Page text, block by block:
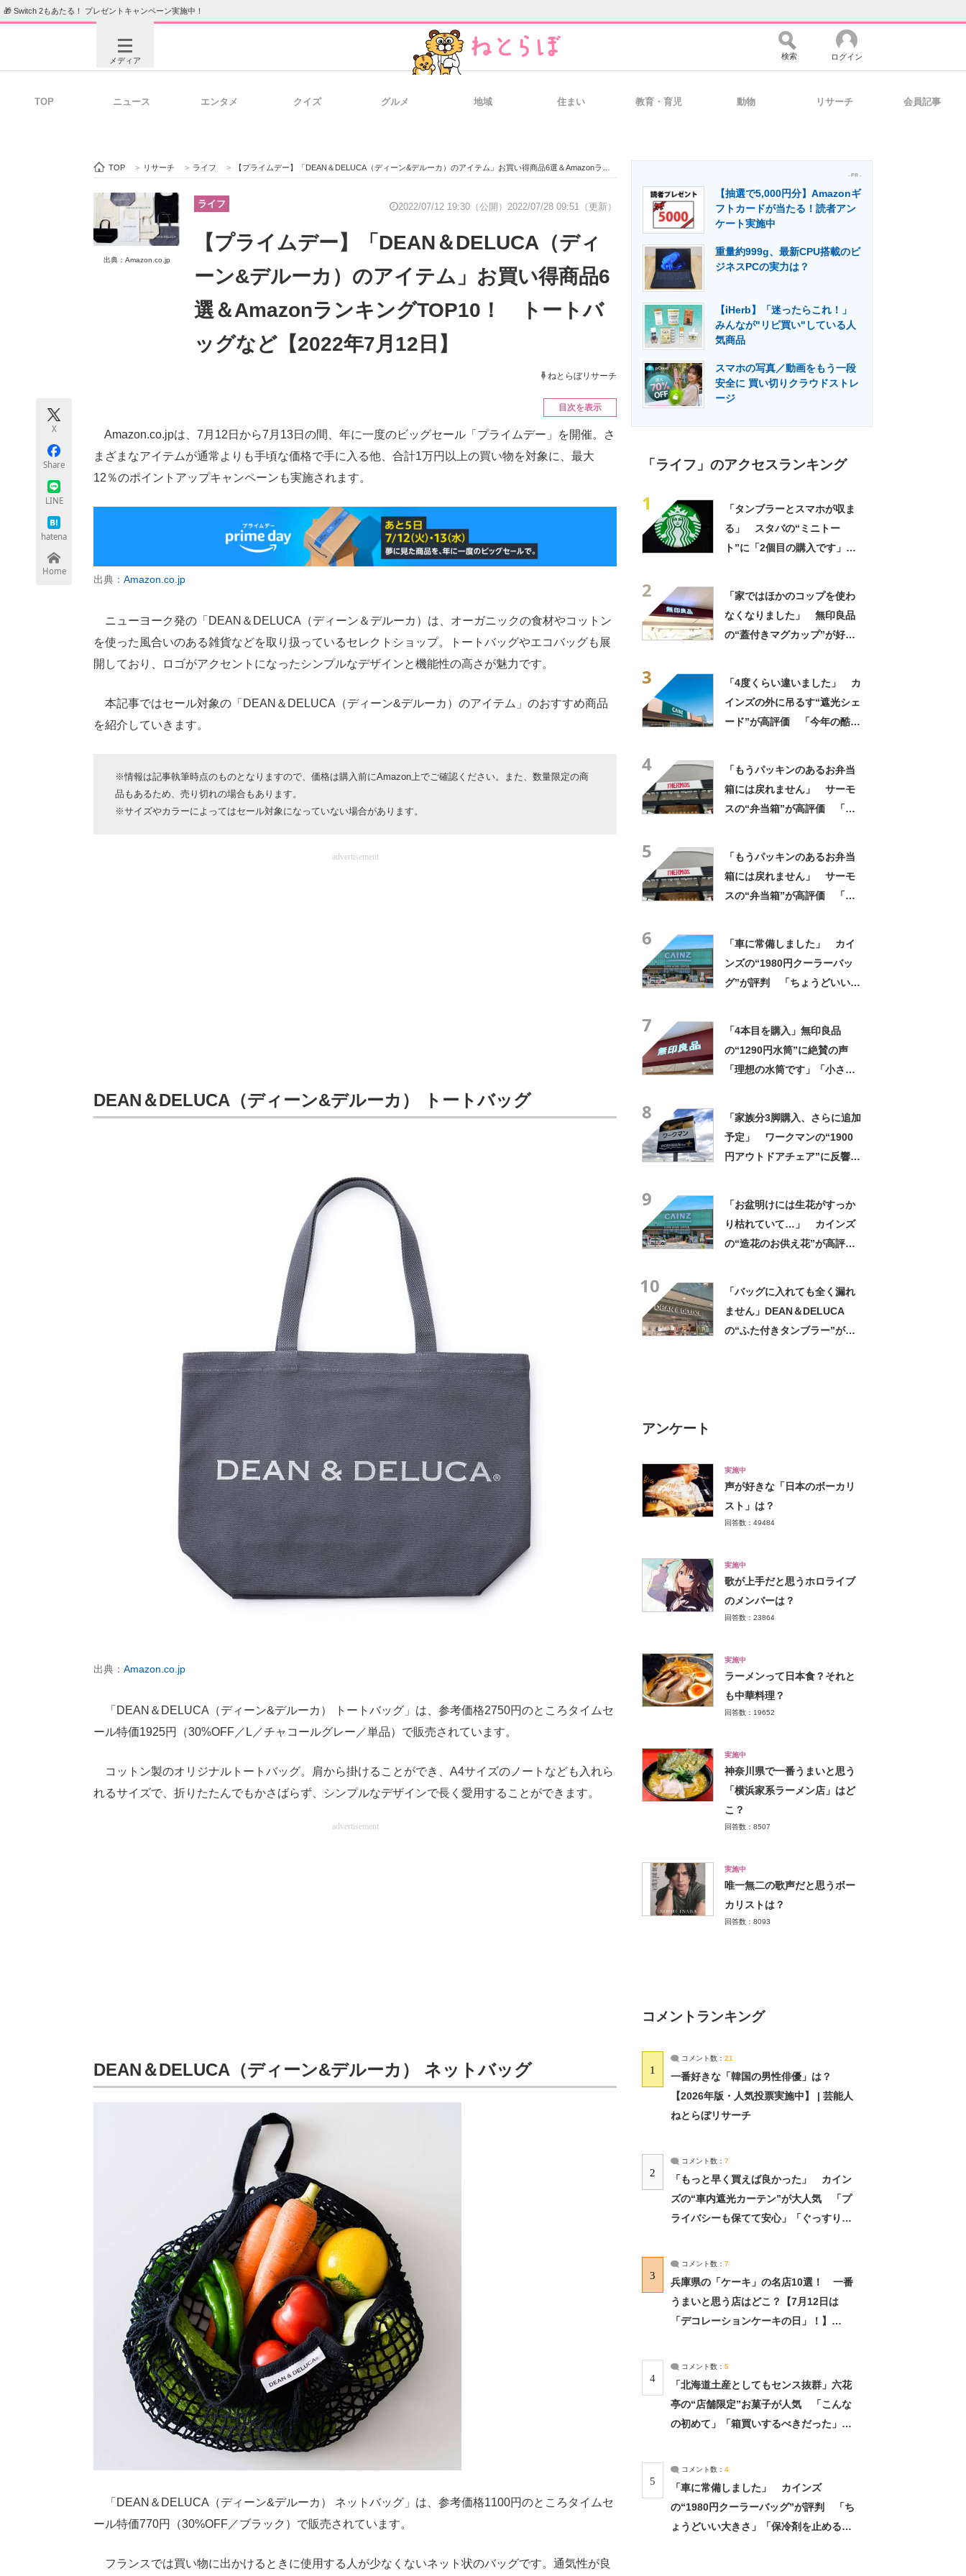
🎁 Switch 2もあたる！ プレゼントキャンペーン実施中！
メディア
ビジネスと働き方のヒント 経営リーダーのコミュニティ マーケ×ITの今がよく分かる
ITエンジニア向け専門サイト 製造業のIT導入・活用を支援
エレクトロニクス専門サイト 電子設計の基本と応用 エネルギーの専門メディア 建設×テクノロジーの最前線
検索 ログイン
TOP ニュース エンタメ クイズ グルメ 地域 住まい 教育・育児 動物 リサーチ 会員記事
TOP > リサーチ > ライフ > 【プライムデー】「DEAN＆DELUCA（ディーン&デルーカ）のアイテム」お買い得商品6選＆AmazonランキングTOP10！ トートバッグなど【2022年7月12日】
出典：Amazon.co.jp
ライフ 2022/07/12 19:30（公開） 2022/07/28 09:51（更新）
【プライムデー】「DEAN＆DELUCA（ディ
ーン&デルーカ）のアイテム」お買い得商品6
選＆AmazonランキングTOP10！ トートバ
ッグなど【2022年7月12日】
ねとらぼリサーチ
X
Share
LINE
hatena
Home
目次を表示
Amazon.co.jpは、7月12日から7月13日の間、年に一度のビッグセール「プライムデー」を開催。さ
まざまなアイテムが通常よりも手頃な価格で手に入る他、合計1万円以上の買い物を対象に、最大
12％のポイントアップキャンペーンも実施されます。
出典： Amazon.co.jp
ニューヨーク発の「DEAN＆DELUCA（ディーン＆デルーカ）は、オーガニックの食材やコットン
を使った風合いのある雑貨などを取り扱っているセレクトショップ。トートバッグやエコバッグも展
開しており、ロゴがアクセントになったシンプルなデザインと機能性の高さが魅力です。
本記事ではセール対象の「DEAN＆DELUCA（ディーン&デルーカ）のアイテム」のおすすめ商品
を紹介していきます。
※情報は記事執筆時点のものとなりますので、価格は購入前にAmazon上でご確認ください。また、数量限定の商
品もあるため、売り切れの場合もあります。
※サイズやカラーによってはセール対象になっていない場合があります。
advertisement
DEAN＆DELUCA（ディーン&デルーカ） トートバッグ
出典： Amazon.co.jp
「DEAN＆DELUCA（ディーン&デルーカ） トートバッグ」は、参考価格2750円のところタイムセ
ール特価1925円（30%OFF／L／チャコールグレー／単品）で販売されています。
コットン製のオリジナルトートバッグ。肩から掛けることができ、A4サイズのノートなども入れら
れるサイズで、折りたたんでもかさばらず、シンプルなデザインで長く愛用することができます。
advertisement
DEAN＆DELUCA（ディーン&デルーカ） ネットバッグ
「DEAN＆DELUCA（ディーン&デルーカ） ネットバッグ」は、参考価格1100円のところタイムセ
ール特価770円（30%OFF／ブラック）で販売されています。
フランスでは買い物に出かけるときに使用する人が少なくないネット状のバッグです。通気性が良
- PR -
【抽選で5,000円分】Amazonギ
フトカードが当たる！読者アン
ケート実施中
重量約999g、最新CPU搭載のビ
ジネスPCの実力は？
【iHerb】「迷ったらこれ！」
みんなが"リピ買い"している人
気商品
スマホの写真／動画をもう一段
安全に 買い切りクラウドストレ
ージ
「ライフ」のアクセスランキング
1
「タンブラーとスマホが収ま
る」 スタバの“ミニトー
ト”に「2個目の購入です」
2
「家ではほかのコップを使わ
なくなりました」 無印良品
の“蓋付きマグカップ”が好
3
「4度くらい違いました」 カ
インズの外に吊るす“遮光シェ
ード”が高評価 「今年の酷暑
4
「もうパッキンのあるお弁当
箱には戻れません」 サーモ
スの“弁当箱”が高評価 「想
5
「もうパッキンのあるお弁当
箱には戻れません」 サーモ
スの“弁当箱”が高評価 「想
6
「車に常備しました」 カイ
ンズの“1980円クーラーバッ
グ”が評判 「ちょうどいい大
7
「4本目を購入」無印良品
の“1290円水筒”に絶賛の声
「理想の水筒です」「小さす
8
「家族分3脚購入、さらに追加
予定」 ワークマンの“1900
円アウトドアチェア”に反響
9
「お盆明けには生花がすっか
り枯れていて…」 カインズ
の“造花のお供え花”が高評
10
「バッグに入れても全く漏れ
ません」DEAN＆DELUCA
の“ふた付きタンブラー”が高
アンケート
実施中
声が好きな「日本のボーカリ
スト」は？
回答数：49484
実施中
歌が上手だと思うホロライブ
のメンバーは？
回答数：23864
実施中
ラーメンって日本食？それと
も中華料理？
回答数：19652
実施中
神奈川県で一番うまいと思う
「横浜家系ラーメン店」はど
こ？
回答数：8507
実施中
唯一無二の歌声だと思うボー
カリストは？
回答数：8093
コメントランキング
1
コメント数： 21
一番好きな「韓国の男性俳優」は？
【2026年版・人気投票実施中】 | 芸能人
ねとらぼリサーチ
2
コメント数： 7
「もっと早く買えば良かった」 カイン
ズの“車内遮光カーテン”が大人気 「プ
ライバシーも保てて安心」「ぐっすり眠
3
コメント数： 7
兵庫県の「ケーキ」の名店10選！ 一番
うまいと思う店はどこ？【7月12日は
「デコレーションケーキの日」！】
4
コメント数： 5
「北海道土産としてもセンス抜群」六花
亭の“店舗限定”お菓子が人気 「こんな
の初めて」「箱買いするべきだった」
5
コメント数： 4
「車に常備しました」 カインズ
の“1980円クーラーバッグ”が評判 「ち
ょうどいい大きさ」「保冷剤を止めるベ